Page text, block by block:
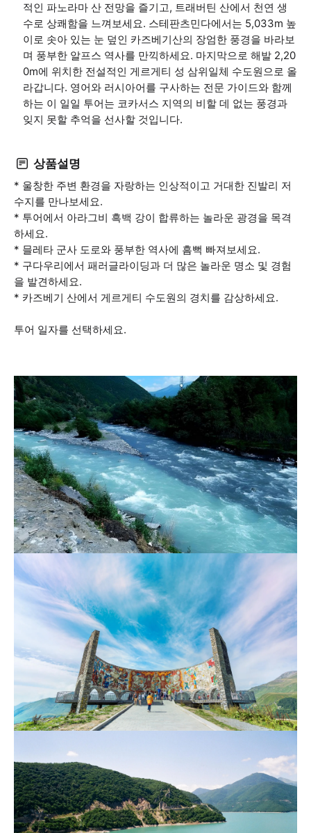
적인 파노라마 산 전망을 즐기고, 트래버틴 산에서 천연 생
수로 상쾌함을 느껴보세요. 스테판츠민다에서는 5,033m 높
이로 솟아 있는 눈 덮인 카즈베기산의 장엄한 풍경을 바라보
며 풍부한 알프스 역사를 만끽하세요. 마지막으로 해발 2,20
0m에 위치한 전설적인 게르게티 성 삼위일체 수도원으로 올
라갑니다. 영어와 러시아어를 구사하는 전문 가이드와 함께
하는 이 일일 투어는 코카서스 지역의 비할 데 없는 풍경과
잊지 못할 추억을 선사할 것입니다.
상품설명
* 울창한 주변 환경을 자랑하는 인상적이고 거대한 진발리 저
수지를 만나보세요.
* 투어에서 아라그비 흑백 강이 합류하는 놀라운 광경을 목격
하세요.
* 믈레타 군사 도로와 풍부한 역사에 흠뻑 빠져보세요.
* 구다우리에서 패러글라이딩과 더 많은 놀라운 명소 및 경험
을 발견하세요.
* 카즈베기 산에서 게르게티 수도원의 경치를 감상하세요.
투어 일자를 선택하세요.